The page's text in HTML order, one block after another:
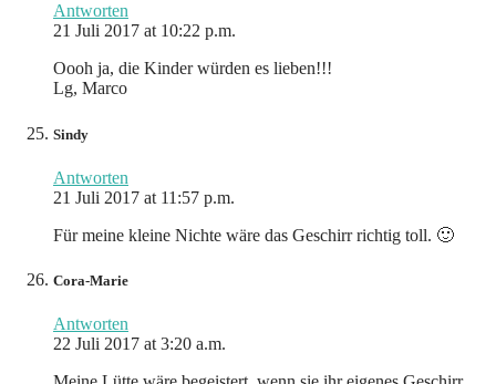
Antworten
21 Juli 2017 at 10:22 p.m.
Oooh ja, die Kinder würden es lieben!!!
Lg, Marco
Sindy
Antworten
21 Juli 2017 at 11:57 p.m.
Für meine kleine Nichte wäre das Geschirr richtig toll. 🙂
Cora-Marie
Antworten
22 Juli 2017 at 3:20 a.m.